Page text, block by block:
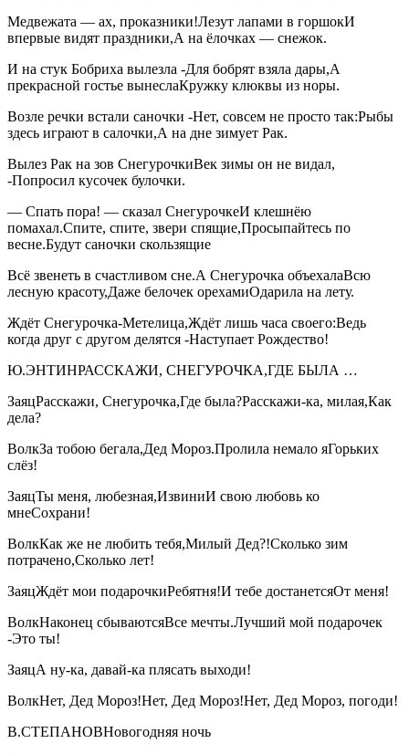
Медвежата — ах, проказники!Лезут лапами в горшокИ
впервые видят праздники,А на ёлочках — снежок.
И на стук Бобриха вылезла -Для бобрят взяла дары,А
прекрасной гостье вынеслаКружку клюквы из норы.
Возле речки встали саночки -Нет, совсем не просто так:Рыбы
здесь играют в салочки,А на дне зимует Рак.
Вылез Рак на зов СнегурочкиВек зимы он не видал,
-Попросил кусочек булочки.
— Спать пора! — сказал СнегурочкеИ клешнёю
помахал.Спите, спите, звери спящие,Просыпайтесь по
весне.Будут саночки скользящие
Всё звенеть в счастливом сне.А Снегурочка объехалаВсю
лесную красоту,Даже белочек орехамиОдарила на лету.
Ждёт Снегурочка-Метелица,Ждёт лишь часа своего:Ведь
когда друг с другом делятся -Наступает Рождество!
Ю.ЭНТИНРАССКАЖИ, СНЕГУРОЧКА,ГДЕ БЫЛА …
ЗаяцРасскажи, Снегурочка,Где была?Расскажи-ка, милая,Как
дела?
ВолкЗа тобою бегала,Дед Мороз.Пролила немало яГорьких
слёз!
ЗаяцТы меня, любезная,ИзвиниИ свою любовь ко
мнеСохрани!
ВолкКак же не любить тебя,Милый Дед?!Сколько зим
потрачено,Сколько лет!
ЗаяцЖдёт мои подарочкиРебятня!И тебе достанетсяОт меня!
ВолкНаконец сбываютсяВсе мечты.Лучший мой подарочек
-Это ты!
ЗаяцА ну-ка, давай-ка плясать выходи!
ВолкНет, Дед Мороз!Нет, Дед Мороз!Нет, Дед Мороз, погоди!
В.СТЕПАНОВНовогодняя ночь